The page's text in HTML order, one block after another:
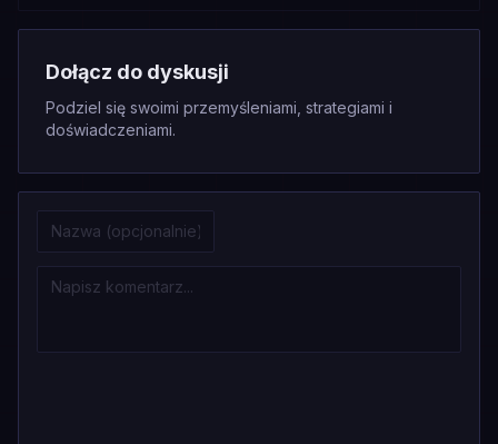
Dołącz do dyskusji
Podziel się swoimi przemyśleniami, strategiami i
doświadczeniami.